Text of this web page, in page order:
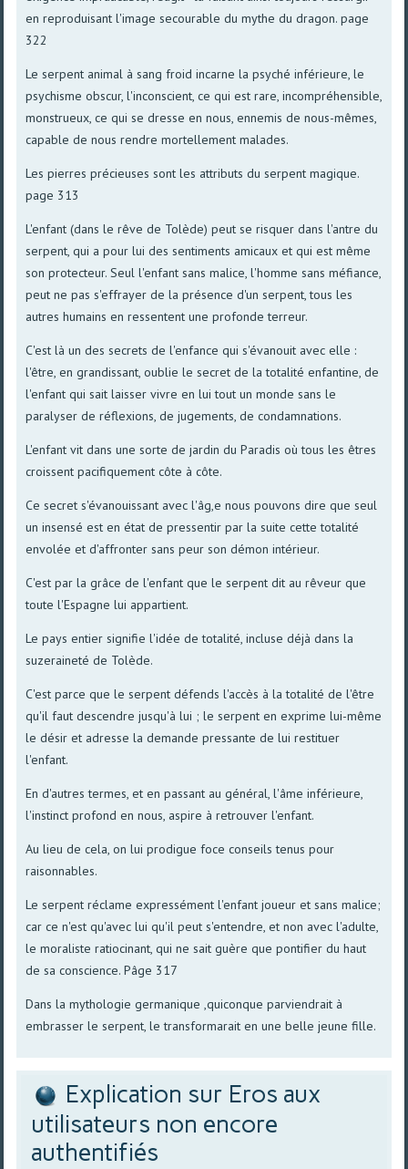
en reproduisant l'image secourable du mythe du dragon. page
322
Le serpent animal à sang froid incarne la psyché inférieure, le
psychisme obscur, l'inconscient, ce qui est rare, incompréhensible,
monstrueux, ce qui se dresse en nous, ennemis de nous-mêmes,
capable de nous rendre mortellement malades.
Les pierres précieuses sont les attributs du serpent magique.
page 313
L'enfant (dans le rêve de Tolède) peut se risquer dans l'antre du
serpent, qui a pour lui des sentiments amicaux et qui est même
son protecteur. Seul l'enfant sans malice, l'homme sans méfiance,
peut ne pas s'effrayer de la présence d'un serpent, tous les
autres humains en ressentent une profonde terreur.
C'est là un des secrets de l'enfance qui s'évanouit avec elle :
l'être, en grandissant, oublie le secret de la totalité enfantine, de
l'enfant qui sait laisser vivre en lui tout un monde sans le
paralyser de réflexions, de jugements, de condamnations.
L'enfant vit dans une sorte de jardin du Paradis où tous les êtres
croissent pacifiquement côte à côte.
Ce secret s'évanouissant avec l'âg,e nous pouvons dire que seul
un insensé est en état de pressentir par la suite cette totalité
envolée et d'affronter sans peur son démon intérieur.
C'est par la grâce de l'enfant que le serpent dit au rêveur que
toute l'Espagne lui appartient.
Le pays entier signifie l'idée de totalité, incluse déjà dans la
suzeraineté de Tolède.
C'est parce que le serpent défends l'accès à la totalité de l'être
qu'il faut descendre jusqu'à lui ; le serpent en exprime lui-même
le désir et adresse la demande pressante de lui restituer
l'enfant.
En d'autres termes, et en passant au général, l'âme inférieure,
l'instinct profond en nous, aspire à retrouver l'enfant.
Au lieu de cela, on lui prodigue foce conseils tenus pour
raisonnables.
Le serpent réclame expressément l'enfant joueur et sans malice;
car ce n'est qu'avec lui qu'il peut s'entendre, et non avec l'adulte,
le moraliste ratiocinant, qui ne sait guère que pontifier du haut
de sa conscience. Pâge 317
Dans la mythologie germanique ,quiconque parviendrait à
embrasser le serpent, le transformarait en une belle jeune fille.
Explication sur Eros aux
utilisateurs non encore
authentifiés